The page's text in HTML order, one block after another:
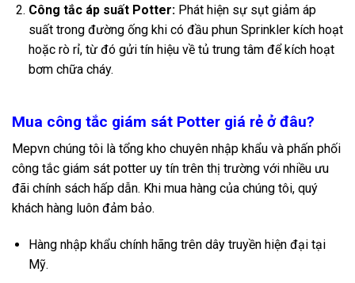
Công tắc áp suất Potter:Phát hiện sự sụt giảm áp
suất trong đường ống khi có đầu phun Sprinkler kích hoạt
hoặc rò rỉ, từ đó gửi tín hiệu về tủ trung tâm để kích hoạt
bơm chữa cháy.
Mua công tắc giám sát Potter giá rẻ ở đâu?
Mepvn chúng tôi là tổng kho chuyên nhập khẩu và phấn phối
công tắc giám sát potter uy tín trên thị trường với nhiều ưu
đãi chính sách hấp dẫn. Khi mua hàng của chúng tôi, quý
khách hàng luôn đảm bảo.
Hàng nhập khẩu chính hãng trên dây truyền hiện đại tại
Mỹ.